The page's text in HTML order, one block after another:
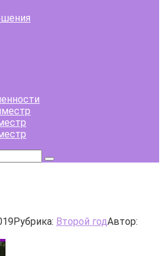
Рубрика: Второй годАвтор: